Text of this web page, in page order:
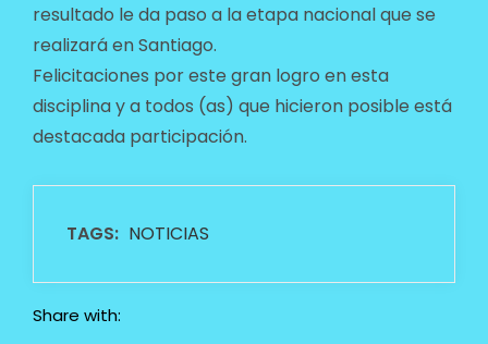
resultado le da paso a la etapa nacional que se
realizará en Santiago.
Felicitaciones por este gran logro en esta
disciplina y a todos (as) que hicieron posible está
destacada participación.
TAGS: NOTICIAS
Share with: